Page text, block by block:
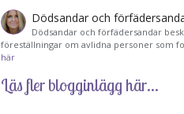
Dödsandar och
Dödsandar och förfädersandar
föreställningar om avlidna personer som
här
Läs fler blogginlägg här...